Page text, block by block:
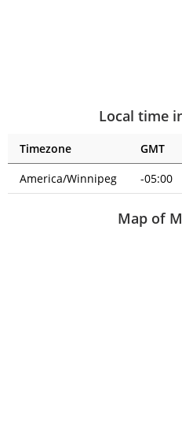
Local time
Timezone GMT
America/Winnipeg
-05:00
Map of